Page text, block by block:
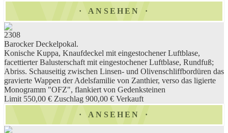
ANSEHEN
2308
Barocker Deckelpokal.
Konische Kuppa, Knaufdeckel mit eingestochener Luftblase,
facettierter Balusterschaft mit eingestochener Luftblase, Rundfuß;
Abriss. Schauseitig zwischen Linsen- und Olivenschliffbordüren das
gravierte Wappen der Adelsfamilie von Zanthier, verso das ligierte
Monogramm "OFZ", flankiert von Gedenksteinen
Limit 550,00 € Zuschlag 900,00 € Verkauft
ANSEHEN